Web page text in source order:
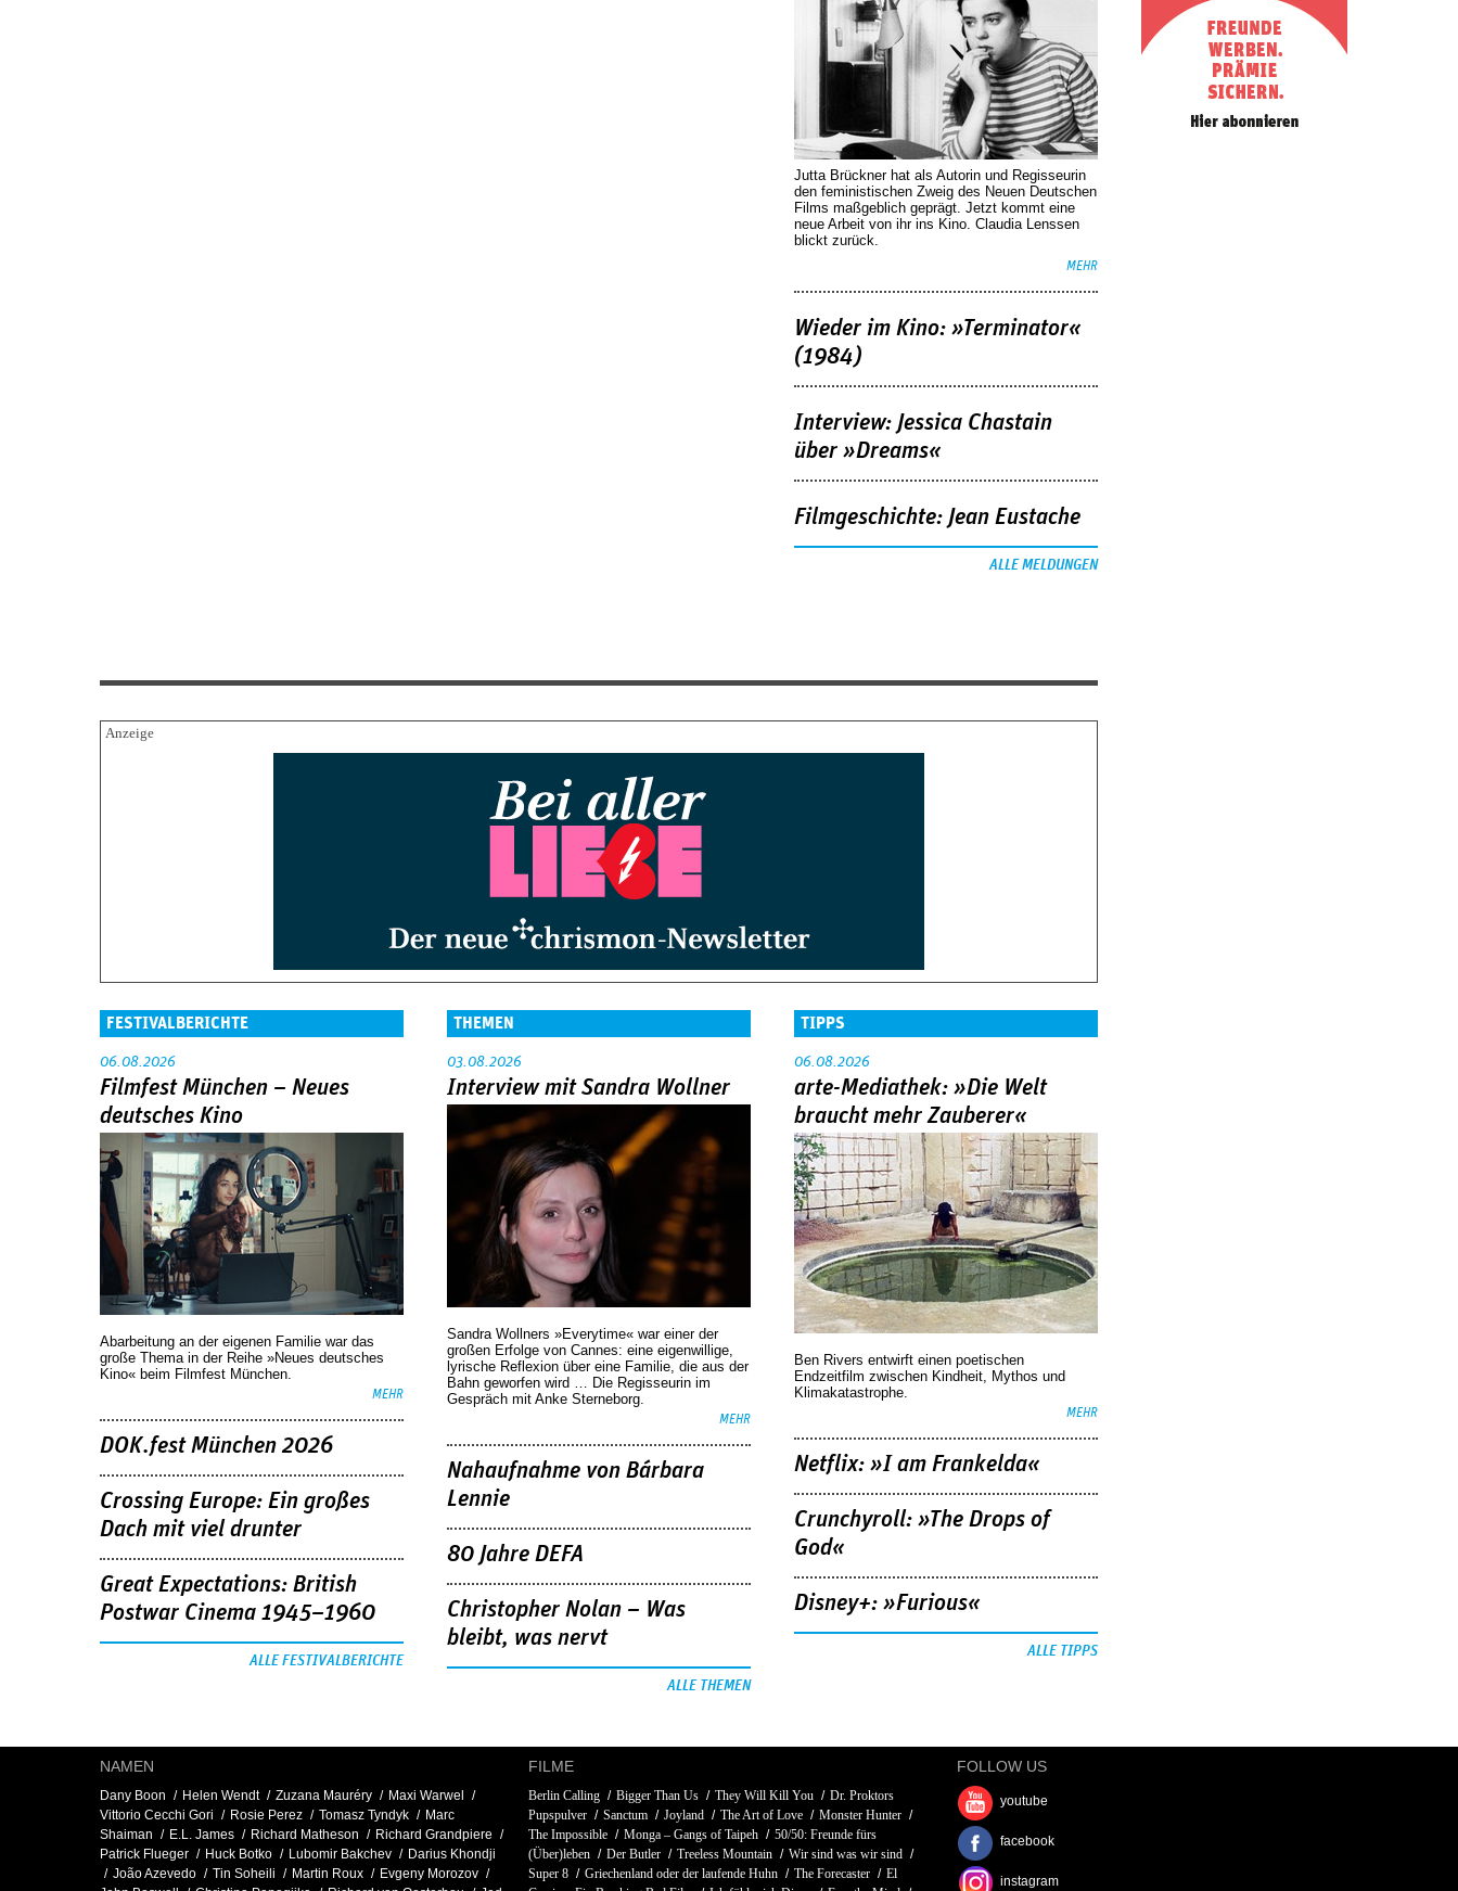
Jutta Brückner hat als Autorin und Regisseurin
den feministischen Zweig des Neuen Deutschen
Films maßgeblich geprägt. Jetzt kommt eine
neue Arbeit von ihr ins Kino. Claudia Lenssen
blickt zurück.
MEHR
Wieder im Kino: »Terminator«
(1984)
Interview: Jessica Chastain
über »Dreams«
Filmgeschichte: Jean Eustache
ALLE MELDUNGEN
FESTIVALBERICHTE
06.08.2026
Filmfest München – Neues
deutsches Kino
Abarbeitung an der eigenen Familie war das
große Thema in der Reihe »Neues deutsches
Kino« beim Filmfest München.
MEHR
DOK.fest München 2026
Crossing Europe: Ein großes
Dach mit viel drunter
Great Expectations: British
Postwar Cinema 1945–1960
ALLE FESTIVALBERICHTE
THEMEN
03.08.2026
Interview mit Sandra Wollner
Sandra Wollners »Everytime« war einer der
großen Erfolge von Cannes: eine eigenwillige,
lyrische Reflexion über eine ­Familie, die aus der
Bahn geworfen wird … Die Regisseurin im
Gespräch mit Anke Sterneborg.
MEHR
Nahaufnahme von Bárbara
Lennie
80 Jahre DEFA
Christopher Nolan – Was
bleibt, was nervt
ALLE THEMEN
TIPPS
06.08.2026
arte-Mediathek: »Die Welt
braucht mehr Zauberer«
Ben Rivers entwirft einen poetischen
Endzeitfilm zwischen Kindheit, Mythos und
Klimakatastrophe.
MEHR
Netflix: »I am Frankelda«
Crunchyroll: »The Drops of
God«
Disney+: »Furious«
ALLE TIPPS
NAMEN
Dany Boon Helen Wendt Zuzana Mauréry
Maxi Warwel
Vittorio Cecchi Gori
Rosie Perez Tomasz Tyndyk
Marc
Shaiman
E.L. James Richard Matheson
Richard Grandpiere
Patrick Flueger
Huck Botko Lubomir Bakchev
Darius Khondji
João Azevedo
Tin Soheili Martin Roux
Evgeny Morozov
FILME
Berlin Calling Bigger Than Us They Will Kill You
Dr. Proktors
Pupspulver
Sanctum Joyland The Art of Love
Monster Hunter
The Impossible
Monga – Gangs of Taipeh
50/50: Freunde fürs
(Über)leben
Der Butler Treeless Mountain
Wir sind was wir sind
Super 8
Griechenland oder der laufende Huhn The Forecaster
El
FOLLOW US
youtube
facebook
instagram